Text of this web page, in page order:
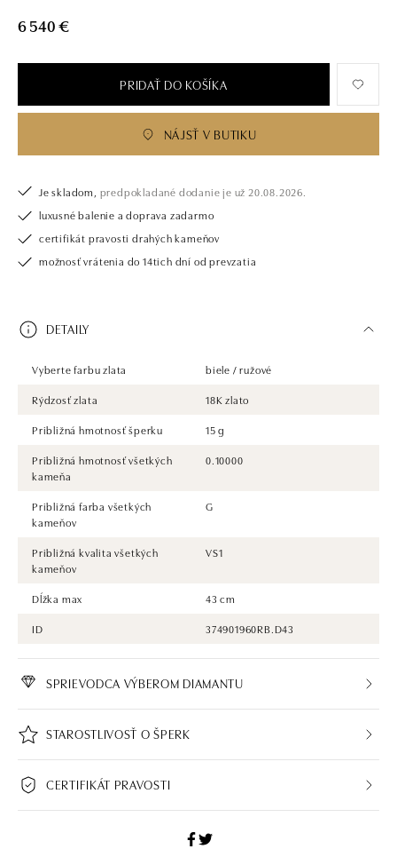
6 540 €
PRIDAŤ DO KOŠÍKA
NÁJSŤ V BUTIKU
Je skladom, predpokladané dodanie je už 20.08.2026.
luxusné balenie a doprava zadarmo
certifikát pravosti drahých kameňov
možnosť vrátenia do 14tich dní od prevzatia
DETAILY
Vyberte farbu zlata
biele / ružové
Rýdzosť zlata
18K zlato
Približná hmotnosť šperku
15 g
Približná hmotnosť všetkých
kameňa
0.10000
Približná farba všetkých
kameňov
G
Približná kvalita všetkých
kameňov
VS1
Dĺžka max
43 cm
ID
374901960RB.D43
SPRIEVODCA VÝBEROM DIAMANTU
STAROSTLIVOSŤ O ŠPERK
CERTIFIKÁT PRAVOSTI